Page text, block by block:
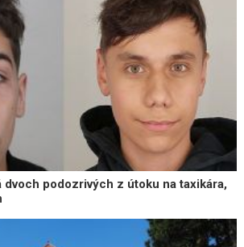
dvoch podozrivých z útoku na taxikára,